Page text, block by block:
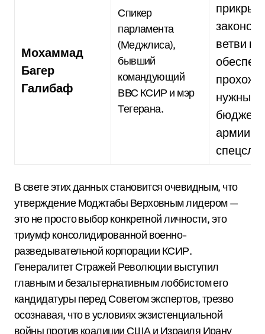
Мохаммад
Багер
Галибаф
Спикер
парламента
(Меджлиса),
бывший
командующий
ВВС КСИР и мэр
Тегерана.
ветви
нужных
армии и
В свете этих данных становится очевидным, что
утверждение Моджтабы Верховным лидером —
это не просто выбор конкретной личности, это
триумф консолидированной военно-
разведывательной корпорации КСИР.
Генералитет Стражей Революции выступил
главным и безальтернативным лоббистом его
кандидатуры перед Советом экспертов, трезво
осознавая, что в условиях экзистенциальной
войны против коалиции США и Израиля Ирану